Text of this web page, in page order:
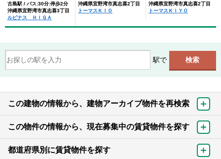
古島駅 / バス:30分:停歩2分
沖縄県宜野湾市真志喜3丁目
ルピナス ＨＩＧＡ
沖縄県宜野湾市真志喜2丁目
トーマスＫＩＯ
沖縄県宜野湾市真志喜2丁目
トーマスＫＩＹＯ
駅で
この建物の情報から、建物アーカイブ物件を再検索
この物件の情報から、現在募集中の賃貸物件を探す
都道府県別に賃貸物件を探す